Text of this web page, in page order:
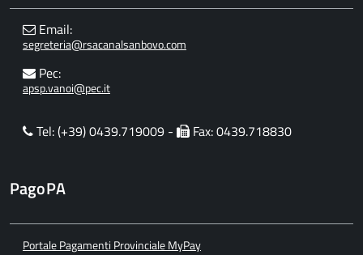
Email:
segreteria@rsacanalsanbovo.com
Pec:
apsp.vanoi@pec.it
Tel: (+39) 0439.719009 - Fax: 0439.718830
PagoPA
Portale Pagamenti Provinciale MyPay